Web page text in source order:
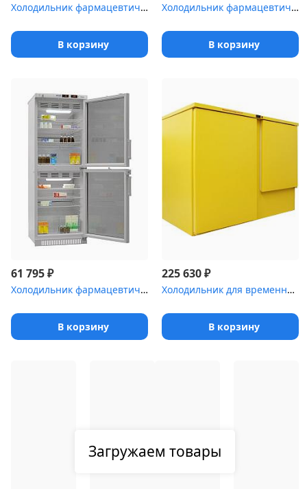
Холодильник фармацевтический Pozis ХФ-140-1 со стеклянной дверью ...
В корзину
Холодильник фармацевтический Pozis ХЛ-250
В корзину
61 795₽
Холодильник фармацевтический Pozis ХФД-280(ТС) с тонированными дв...
В корзину
225 630₽
Холодильник для временного хранения медицинских отходов Саратов-5...
В корзину
Загружаем товары